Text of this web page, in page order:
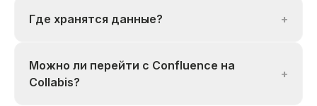
Где хранятся данные? +
Можно ли перейти с Confluence на
Collabis?
+